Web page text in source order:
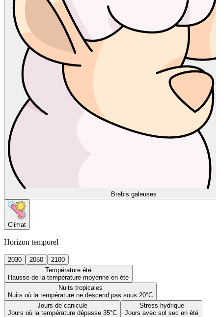
Brebis galeuses
Climat
Horizon temporel
2030 2050
2100
Température été
Hausse de la température moyenne en été
Nuits tropicales
Nuits où la température ne descend pas sous 20°C
Jours de canicule
Jours où la température dépasse 35°C
Stress hydrique
Jours avec sol sec en été